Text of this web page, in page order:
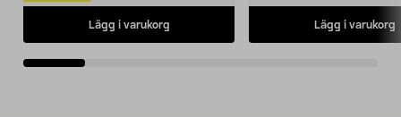
Lägg i varukorg Lägg i varukorg